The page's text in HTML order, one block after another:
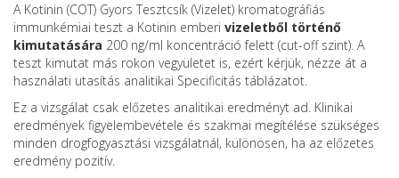
A Kotinin (COT) Gyors Tesztcsík (Vizelet) kromatográfiás
immunkémiai teszt a Kotinin emberi vizeletből történő
kimutatására 200 ng/ml koncentráció felett (cut-off szint). A
teszt kimutat más rokon vegyületet is, ezért kérjük, nézze át a
használati utasítás analitikai Specificitás táblázatot.
Ez a vizsgálat csak előzetes analitikai eredményt ad. Klinikai
eredmények figyelembevétele és szakmai megítélése szükséges
minden drogfogyasztási vizsgálatnál, különösen, ha az előzetes
eredmény pozitív.